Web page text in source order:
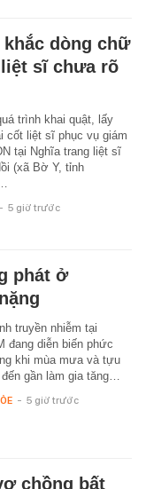
khắc dòng chữ
liệt sĩ chưa rõ
trình khai quật, lấy
cốt liệt sĩ phục vụ giám
tại Nghĩa trang liệt sĩ
(xã Bờ Y, tỉnh
- 5 giờ trước
phát ở
truyền nhiễm tại
đang diễn biến phức
khi mùa mưa và tựu
gần làm gia tăng…
- 5 giờ trước
chồng bất